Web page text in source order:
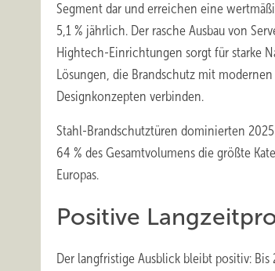
Segment dar und erreichen eine
5,1 % jährlich. Der rasche Ausbau von
Hightech-Einrichtungen sorgt für starke
Lösungen, die Brandschutz mit
Designkonzepten verbinden.
Stahl-Brandschutztüren dominierten
64 % des Gesamtvolumens die größte
Europas.
Positive
Der langfristige Ausblick bleibt positiv: